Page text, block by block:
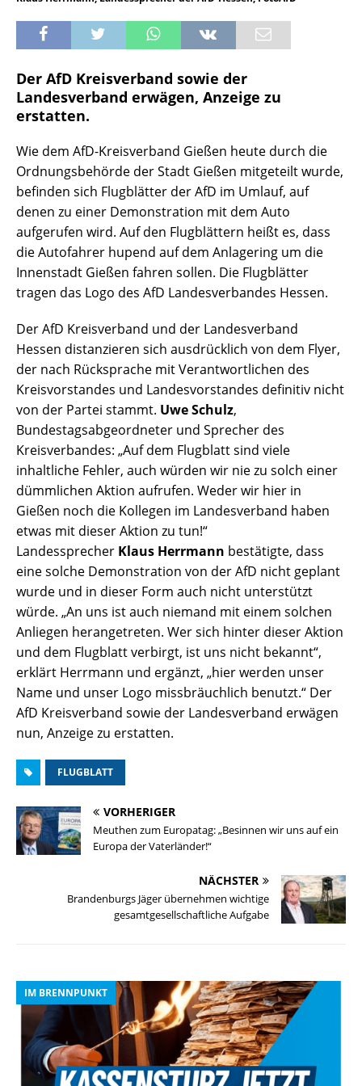
Der AfD Kreisverband sowie der
Landesverband erwägen, Anzeige zu
erstatten.
Wie dem AfD-Kreisverband Gießen heute durch die
Ordnungsbehörde der Stadt Gießen mitgeteilt wurde,
befinden sich Flugblätter der AfD im Umlauf, auf
denen zu einer Demonstration mit dem Auto
aufgerufen wird. Auf den Flugblättern heißt es, dass
die Autofahrer hupend auf dem Anlagering um die
Innenstadt Gießen fahren sollen. Die Flugblätter
tragen das Logo des AfD Landesverbandes Hessen.
Der AfD Kreisverband und der Landesverband
Hessen distanzieren sich ausdrücklich von dem Flyer,
der nach Rücksprache mit Verantwortlichen des
Kreisvorstandes und Landesvorstandes definitiv nicht
von der Partei stammt. Uwe Schulz,
Bundestagsabgeordneter und Sprecher des
Kreisverbandes: „Auf dem Flugblatt sind viele
inhaltliche Fehler, auch würden wir nie zu solch einer
dümmlichen Aktion aufrufen. Weder wir hier in
Gießen noch die Kollegen im Landesverband haben
etwas mit dieser Aktion zu tun!“
Landessprecher Klaus Herrmann bestätigte, dass
eine solche Demonstration von der AfD nicht geplant
wurde und in dieser Form auch nicht unterstützt
würde. „An uns ist auch niemand mit einem solchen
Anliegen herangetreten. Wer sich hinter dieser Aktion
und dem Flugblatt verbirgt, ist uns nicht bekannt“,
erklärt Herrmann und ergänzt, „hier werden unser
Name und unser Logo missbräuchlich benutzt.“ Der
AfD Kreisverband sowie der Landesverband erwägen
nun, Anzeige zu erstatten.
FLUGBLATT
VORHERIGER
Meuthen zum Europatag: „Besinnen wir uns auf ein
Europa der Vaterländer!“
NÄCHSTER
Brandenburgs Jäger übernehmen wichtige
gesamtgesellschaftliche Aufgabe
IM BRENNPUNKT